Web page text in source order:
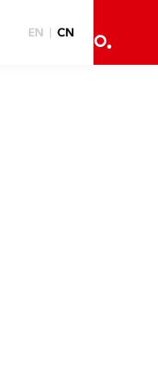
EN CN